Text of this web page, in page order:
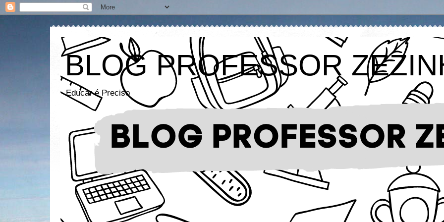
BLOG PROFESSOR
Educar é Preciso